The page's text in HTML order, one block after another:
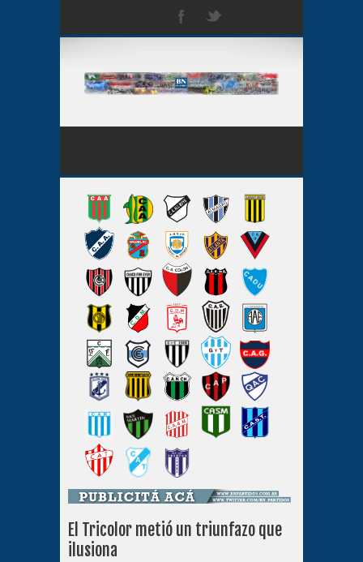
El Tricolor metió un triunfazo que
ilusiona